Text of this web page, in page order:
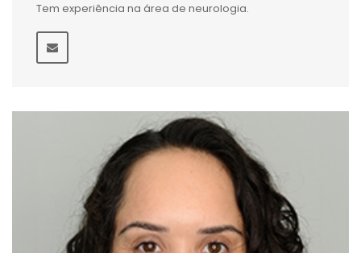
Tem experiência na área de neurologia.